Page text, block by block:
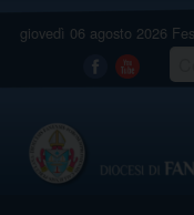
giovedì 06 agosto 2026
Facebook